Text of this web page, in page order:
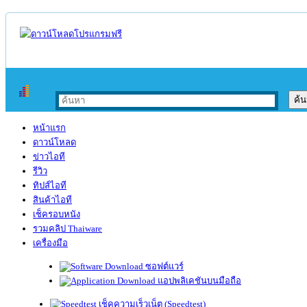
หน้าแรก
ดาวน์โหลด
ข่าวไอที
รีวิว
ทิปส์ไอที
สินค้าไอที
เช็ครอบหนัง
รวมคลิป Thaiware
เครื่องมือ
ซอฟต์แวร์
แอปพลิเคชันบนมือถือ
เช็คความเร็วเน็ต (Speedtest)